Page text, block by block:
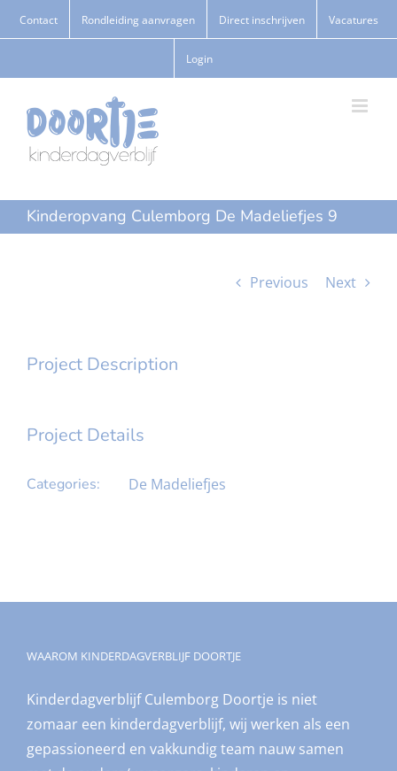
naar
Contact Rondleiding aanvragen Direct inschrijven Vacatures
Login
Kinderopvang Culemborg De Madeliefjes 9
Previous Next
Project Description
Project Details
Categories: De Madeliefjes
WAAROM KINDERDAGVERBLIJF DOORTJE
Kinderdagverblijf Culemborg Doortje is niet
zomaar een kinderdagverblijf, wij werken als een
gepassioneerd en vakkundig team nauw samen